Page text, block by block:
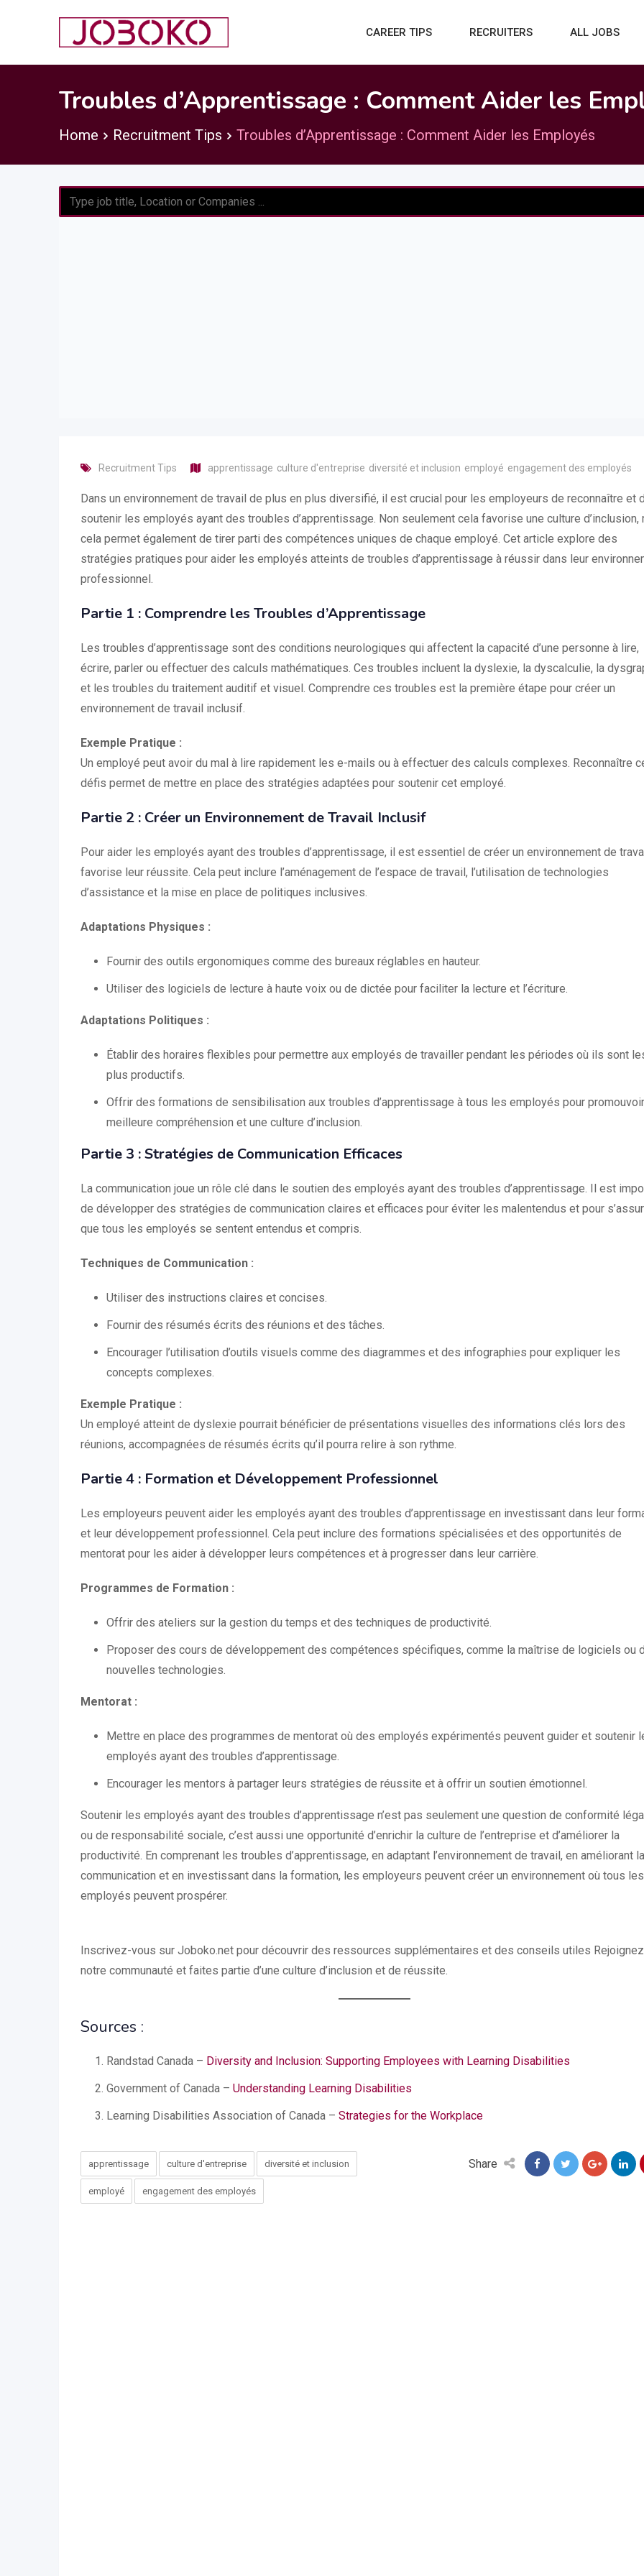
CAREER TIPS RECRUITERS ALL JOBS
Troubles d’Apprentissage : Comment Aider les
Home Recruitment Tips Troubles d’Apprentissage : Comment Aider les Employés
Recruitment Tips apprentissage culture d'entreprise diversité et inclusion employé engagement des employés
Dans un environnement de travail de plus en plus diversifié, il est crucial pour les employeurs de reconnaître et
soutenir les employés ayant des troubles d’apprentissage. Non seulement cela favorise une culture d’inclusion,
cela permet également de tirer parti des compétences uniques de chaque employé. Cet article explore des
stratégies pratiques pour aider les employés atteints de troubles d’apprentissage à réussir dans leur
professionnel.
Partie 1 : Comprendre les Troubles d’Apprentissage
Les troubles d’apprentissage sont des conditions neurologiques qui affectent la capacité d’une personne à lire,
écrire, parler ou effectuer des calculs mathématiques. Ces troubles incluent la dyslexie, la dyscalculie, la
et les troubles du traitement auditif et visuel. Comprendre ces troubles est la première étape pour créer un
environnement de travail inclusif.
Exemple Pratique :
Un employé peut avoir du mal à lire rapidement les e-mails ou à effectuer des calculs complexes. Reconnaître
défis permet de mettre en place des stratégies adaptées pour soutenir cet employé.
Partie 2 : Créer un Environnement de Travail Inclusif
Pour aider les employés ayant des troubles d’apprentissage, il est essentiel de créer un environnement de
favorise leur réussite. Cela peut inclure l’aménagement de l’espace de travail, l’utilisation de technologies
d’assistance et la mise en place de politiques inclusives.
Adaptations Physiques :
Fournir des outils ergonomiques comme des bureaux réglables en hauteur.
Utiliser des logiciels de lecture à haute voix ou de dictée pour faciliter la lecture et l’écriture.
Adaptations Politiques :
Établir des horaires flexibles pour permettre aux employés de travailler pendant les périodes où ils sont
plus productifs.
Offrir des formations de sensibilisation aux troubles d’apprentissage à tous les employés pour
meilleure compréhension et une culture d’inclusion.
Partie 3 : Stratégies de Communication Efficaces
La communication joue un rôle clé dans le soutien des employés ayant des troubles d’apprentissage. Il est
de développer des stratégies de communication claires et efficaces pour éviter les malentendus et pour
que tous les employés se sentent entendus et compris.
Techniques de Communication :
Utiliser des instructions claires et concises.
Fournir des résumés écrits des réunions et des tâches.
Encourager l’utilisation d’outils visuels comme des diagrammes et des infographies pour expliquer les
concepts complexes.
Exemple Pratique :
Un employé atteint de dyslexie pourrait bénéficier de présentations visuelles des informations clés lors des
réunions, accompagnées de résumés écrits qu’il pourra relire à son rythme.
Partie 4 : Formation et Développement Professionnel
Les employeurs peuvent aider les employés ayant des troubles d’apprentissage en investissant dans leur
et leur développement professionnel. Cela peut inclure des formations spécialisées et des opportunités de
mentorat pour les aider à développer leurs compétences et à progresser dans leur carrière.
Programmes de Formation :
Offrir des ateliers sur la gestion du temps et des techniques de productivité.
Proposer des cours de développement des compétences spécifiques, comme la maîtrise de logiciels ou
nouvelles technologies.
Mentorat :
Mettre en place des programmes de mentorat où des employés expérimentés peuvent guider et soutenir
employés ayant des troubles d’apprentissage.
Encourager les mentors à partager leurs stratégies de réussite et à offrir un soutien émotionnel.
Soutenir les employés ayant des troubles d’apprentissage n’est pas seulement une question de conformité
ou de responsabilité sociale, c’est aussi une opportunité d’enrichir la culture de l’entreprise et d’améliorer la
productivité. En comprenant les troubles d’apprentissage, en adaptant l’environnement de travail, en améliorant la
communication et en investissant dans la formation, les employeurs peuvent créer un environnement où tous les
employés peuvent prospérer.
Inscrivez-vous sur Joboko.net pour découvrir des ressources supplémentaires et des conseils utiles Rejoignez
notre communauté et faites partie d’une culture d’inclusion et de réussite.
Sources :
Randstad Canada – Diversity and Inclusion: Supporting Employees with Learning Disabilities
Government of Canada – Understanding Learning Disabilities
Learning Disabilities Association of Canada – Strategies for the Workplace
apprentissage culture d'entreprise diversité et inclusion
employé engagement des employés
Share